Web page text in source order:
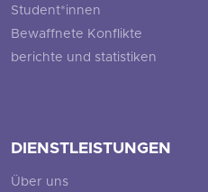
Student*innen
Bewaffnete Konflikte
berichte und statistiken
DIENSTLEISTUNGEN
Über uns